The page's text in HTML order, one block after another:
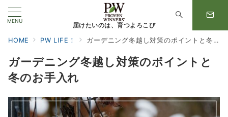
MENU
届けたいのは、育つよろこび
HOME PW LIFE！ ガーデニング冬越し対策のポイントと冬のお手入れ
ガーデニング冬越し対策のポイントと
冬のお手入れ